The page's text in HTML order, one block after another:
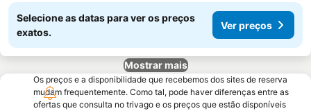
Selecione as datas para ver os preços
exatos.
Ver preços
Mostrar mais
Os preços e a disponibilidade que recebemos dos sites de reserva
mudam frequentemente. Como tal, pode haver diferenças entre as
ofertas que consulta no trivago e os preços que estão disponíveis